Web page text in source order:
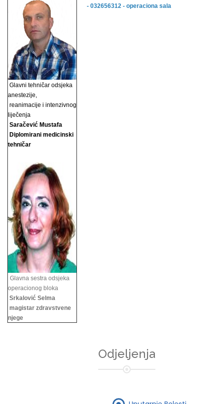
Glavni tehničar odsjeka
anestezije,
reanimacije i intenzivnog
liječenja
Saračević Mustafa
Diplomirani medicinski
tehničar
Glavna sestra odsjeka
operacionog bloka
Srkalović Selma
magistar zdravstvene
njege
- 032656312 - operaciona sala
Odjeljenja